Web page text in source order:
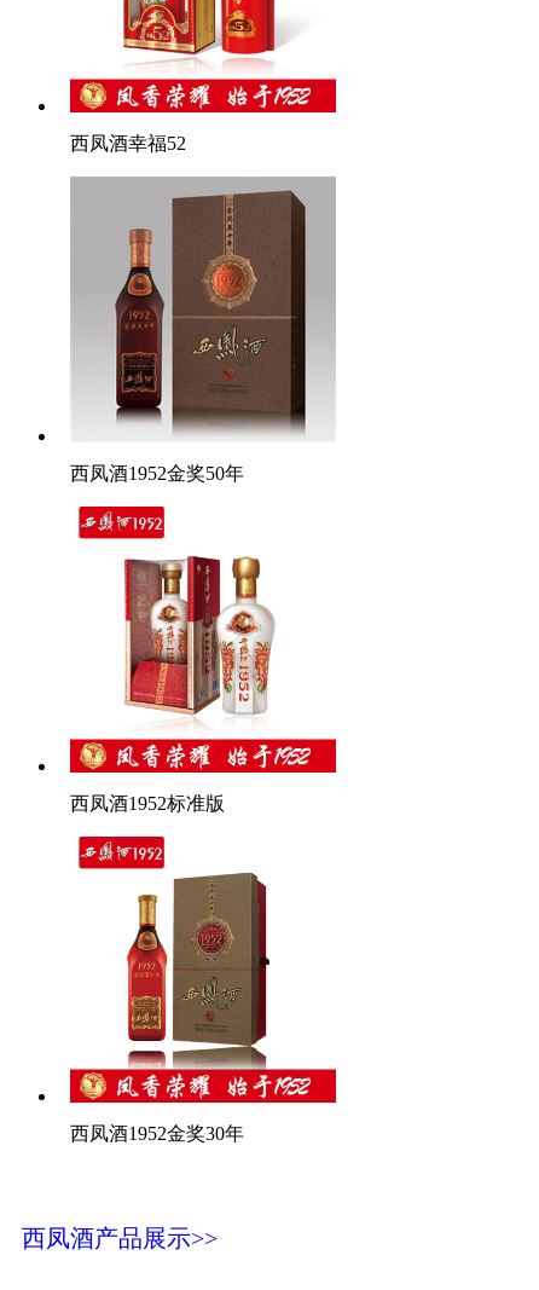
西凤酒幸福52
西凤酒1952金奖50年
西凤酒1952标准版
西凤酒1952金奖30年
西凤酒产品展示>>